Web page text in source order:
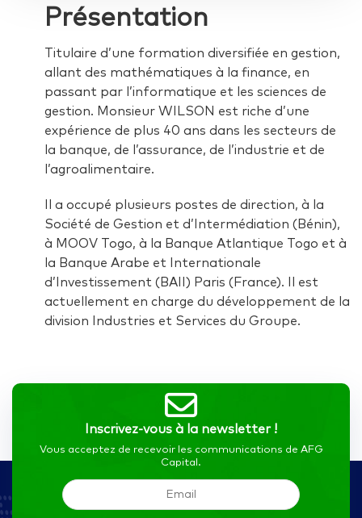
Présentation
Titulaire d’une formation diversifiée en gestion,
allant des mathématiques à la finance, en
passant par l’informatique et les sciences de
gestion. Monsieur WILSON est riche d’une
expérience de plus 40 ans dans les secteurs de
la banque, de l’assurance, de l’industrie et de
l’agroalimentaire.
Il a occupé plusieurs postes de direction, à la
Société de Gestion et d’Intermédiation (Bénin),
à MOOV Togo, à la Banque Atlantique Togo et à
la Banque Arabe et Internationale
d’Investissement (BAII) Paris (France). Il est
actuellement en charge du développement de la
division Industries et Services du Groupe.
Inscrivez-vous à la newsletter !
Vous acceptez de recevoir les communications de AFG
Capital.